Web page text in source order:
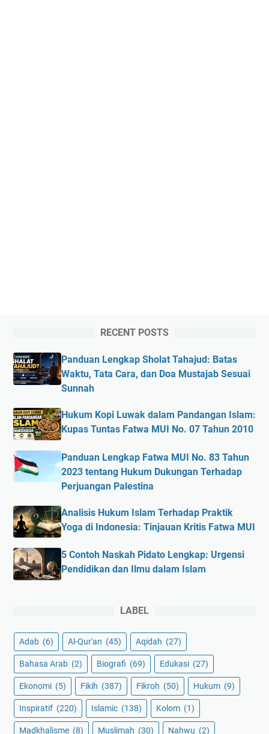
RECENT POSTS
Panduan Lengkap Sholat Tahajud: Batas
Waktu, Tata Cara, dan Doa Mustajab Sesuai
Sunnah
Hukum Kopi Luwak dalam Pandangan Islam:
Kupas Tuntas Fatwa MUI No. 07 Tahun 2010
Panduan Lengkap Fatwa MUI No. 83 Tahun
2023 tentang Hukum Dukungan Terhadap
Perjuangan Palestina
Analisis Hukum Islam Terhadap Praktik
Yoga di Indonesia: Tinjauan Kritis Fatwa MUI
5 Contoh Naskah Pidato Lengkap: Urgensi
Pendidikan dan Ilmu dalam Islam
LABEL
Adab (6) Al-Qur'an (45) Aqidah (27)
Bahasa Arab (2) Biografi (69) Edukasi (27)
Ekonomi (5) Fikih (387) Fikroh (50) Hukum (9)
Inspiratif (220) Islamic (138) Kolom (1)
Madkhalisme (8) Muslimah (30) Nahwu (2)